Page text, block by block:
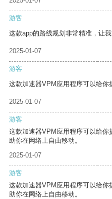
游客
这款app的路线规划非常精准，让我
2025-01-07
游客
这款加速器VPM应用程序可以给你
2025-01-07
游客
这款加速器VPM应用程序可以给
助你在网络上自由移动。
2025-01-07
游客
这款加速器VPM应用程序可以给
助你在网络上自由移动。